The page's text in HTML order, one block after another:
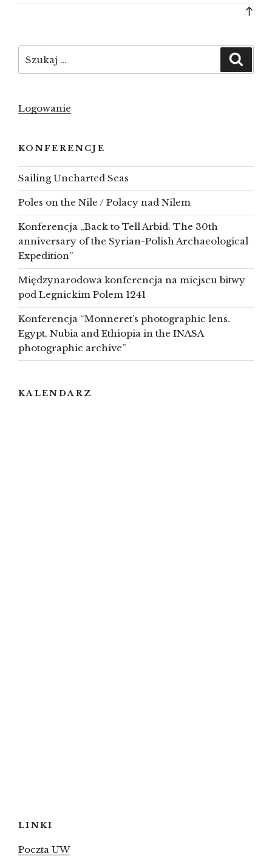
Logowanie
KONFERENCJE
Sailing Uncharted Seas
Poles on the Nile / Polacy nad Nilem
Konferencja „Back to Tell Arbid. The 30th
anniversary of the Syrian-Polish Archaeological
Expedition”
Międzynarodowa konferencja na miejscu bitwy
pod Legnickim Polem 1241
Konferencja “Monneret’s photographic lens.
Egypt, Nubia and Ethiopia in the INASA
photographic archive”
KALENDARZ
LINKI
Poczta UW